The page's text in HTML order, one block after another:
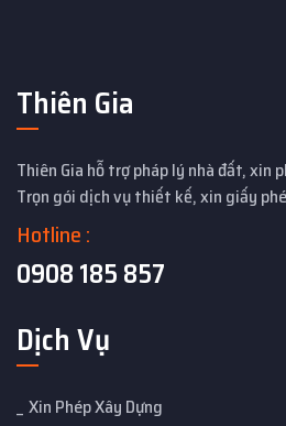
Thiên Gia
Thiên Gia hỗ trợ pháp lý nhà đất, xin
Trọn gói dịch vụ thiết kế, xin giấy
Hotline :
0908 185 857
Dịch Vụ
Xin Phép Xây Dựng